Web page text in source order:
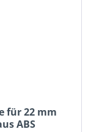
für 22 mm
ABS